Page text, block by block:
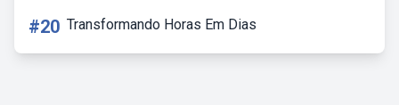
#20 Transformando Horas Em Dias